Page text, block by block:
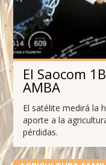
El Saocom
AMBA
El satélite medirá la
aporte a la
pérdidas.